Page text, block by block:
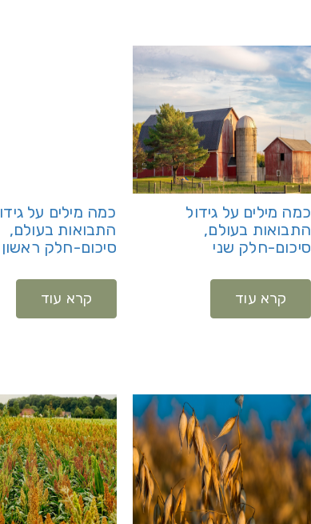
כמה מילים על גידול
התבואות בעולם,
סיכום-חלק שני
קרא עוד
כמה מילים על
התבואות בעולם,
סיכום-חלק ראשון
קרא עוד